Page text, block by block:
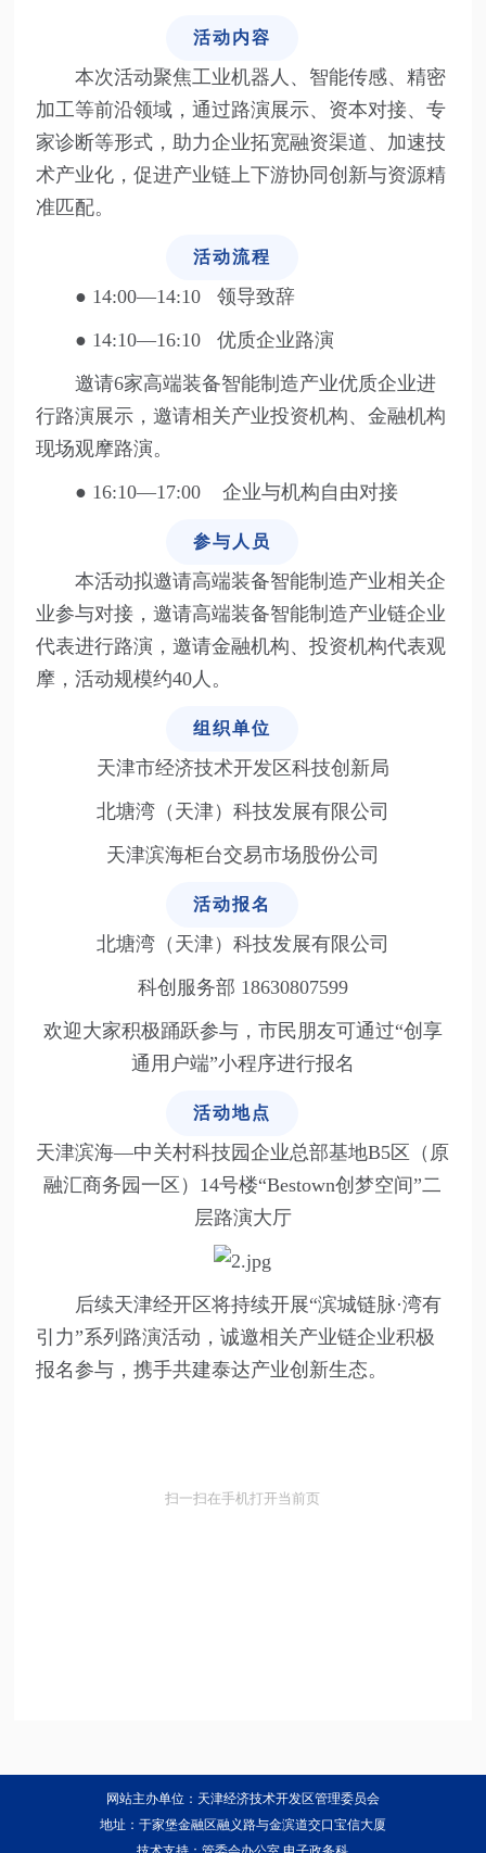
活动内容
本次活动聚焦工业机器人、智能传感、精密
加工等前沿领域，通过路演展示、资本对接、专
家诊断等形式，助力企业拓宽融资渠道、加速技
术产业化，促进产业链上下游协同创新与资源精
准匹配。
活动流程
● 14:00—14:10 领导致辞
● 14:10—16:10 优质企业路演
邀请6家高端装备智能制造产业优质企业进
行路演展示，邀请相关产业投资机构、金融机构
现场观摩路演。
● 16:10—17:00 企业与机构自由对接
参与人员
本活动拟邀请高端装备智能制造产业相关企
业参与对接，邀请高端装备智能制造产业链企业
代表进行路演，邀请金融机构、投资机构代表观
摩，活动规模约40人。
组织单位
天津市经济技术开发区科技创新局
北塘湾（天津）科技发展有限公司
天津滨海柜台交易市场股份公司
活动报名
北塘湾（天津）科技发展有限公司
科创服务部 18630807599
欢迎大家积极踊跃参与，市民朋友可通过“创享
通用户端”小程序进行报名
活动地点
天津滨海—中关村科技园企业总部基地B5区（原
融汇商务园一区）14号楼“Bestown创梦空间”二
层路演大厅
后续天津经开区将持续开展“滨城链脉·湾有
引力”系列路演活动，诚邀相关产业链企业积极
报名参与，携手共建泰达产业创新生态。
扫一扫在手机打开当前页
网站主办单位：天津经济技术开发区管理委员会
地址：于家堡金融区融义路与金滨道交口宝信大厦